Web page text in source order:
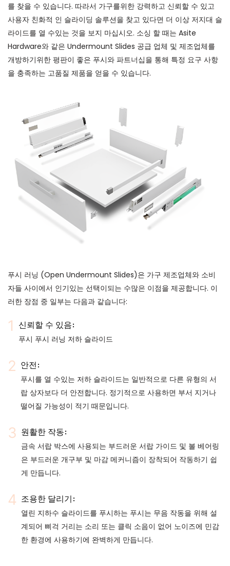
를 찾을 수 있습니다. 따라서 가구를위한 강력하고 신뢰할 수 있고
사용자 친화적 인 슬라이딩 솔루션을 찾고 있다면 더 이상 저지대 슬
라이드를 열 수있는 것을 보지 마십시오. 소싱 할 때는 Asite
Hardware와 같은 Undermount Slides 공급 업체 및 제조업체를
개방하기위한 평판이 좋은 푸시와 파트너십을 통해 특정 요구 사항
을 충족하는 고품질 제품을 얻을 수 있습니다.
푸시 러닝 (Open Undermount Slides)은 가구 제조업체와 소비
자들 사이에서 인기있는 선택이되는 수많은 이점을 제공합니다. 이
러한 장점 중 일부는 다음과 같습니다:
신뢰할 수 있음:
푸시 푸시 러닝 저하 슬라이드
안전:
푸시를 열 수있는 저하 슬라이드는 일반적으로 다른 유형의 서
랍 상자보다 더 안전합니다. 정기적으로 사용하면 부서 지거나
떨어질 가능성이 적기 때문입니다.
원활한 작동:
금속 서랍 박스에 사용되는 부드러운 서랍 가이드 및 볼 베어링
은 부드러운 개구부 및 마감 메커니즘이 장착되어 작동하기 쉽
게 만듭니다.
조용한 달리기:
열린 지하수 슬라이드를 푸시하는 푸시는 무음 작동을 위해 설
계되어 삐걱 거리는 소리 또는 클릭 소음이 없어 노이즈에 민감
한 환경에 사용하기에 완벽하게 만듭니다.